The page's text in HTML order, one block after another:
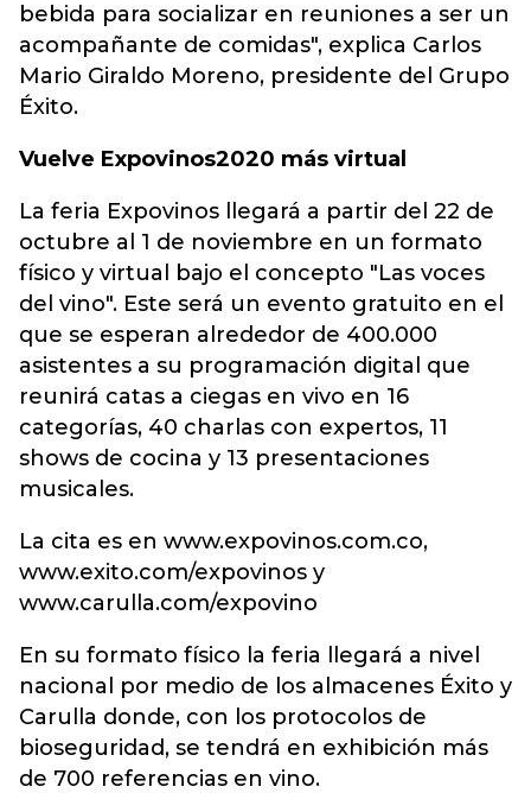
bebida para socializar en reuniones a ser un
acompañante de comidas", explica Carlos
Mario Giraldo Moreno, presidente del Grupo
Éxito.
Vuelve Expovinos2020 más virtual
La feria Expovinos llegará a partir del 22 de
octubre al 1 de noviembre en un formato
físico y virtual bajo el concepto "Las voces
del vino". Este será un evento gratuito en el
que se esperan alrededor de 400.000
asistentes a su programación digital que
reunirá catas a ciegas en vivo en 16
categorías, 40 charlas con expertos, 11
shows de cocina y 13 presentaciones
musicales.
La cita es en www.expovinos.com.co,
www.exito.com/expovinos y
www.carulla.com/expovino
En su formato físico la feria llegará a nivel
nacional por medio de los almacenes Éxito y
Carulla donde, con los protocolos de
bioseguridad, se tendrá en exhibición más
de 700 referencias en vino.